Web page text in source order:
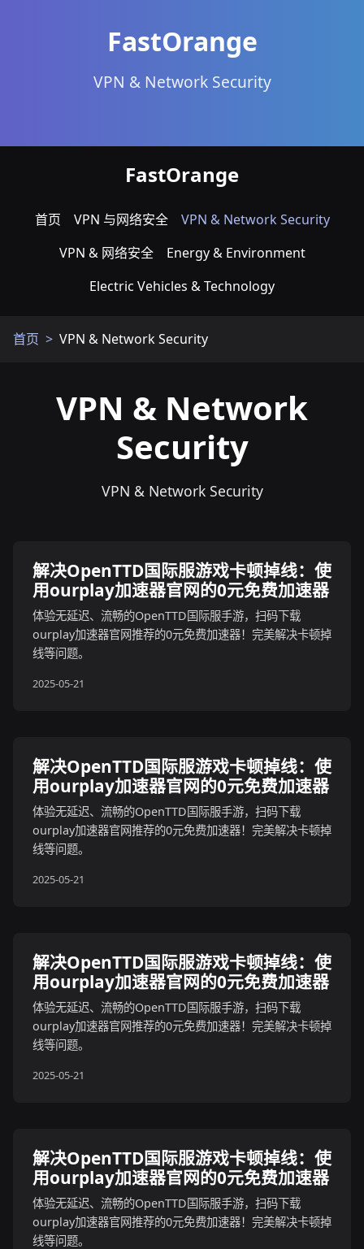
FastOrange
VPN & Network Security
FastOrange
首页 VPN 与网络安全
VPN & Network Security
VPN & 网络安全
Energy & Environment
Electric Vehicles & Technology
首页 VPN & Network Security
VPN & Network
Security
VPN & Network Security
解决OpenTTD国际服游戏卡顿掉线：使
用ourplay加速器官网的0元免费加速器
体验无延迟、流畅的OpenTTD国际服手游，扫码下载
ourplay加速器官网推荐的0元免费加速器！完美解决卡顿掉
线等问题。
2025-05-21
解决OpenTTD国际服游戏卡顿掉线：使
用ourplay加速器官网的0元免费加速器
体验无延迟、流畅的OpenTTD国际服手游，扫码下载
ourplay加速器官网推荐的0元免费加速器！完美解决卡顿掉
线等问题。
2025-05-21
解决OpenTTD国际服游戏卡顿掉线：使
用ourplay加速器官网的0元免费加速器
体验无延迟、流畅的OpenTTD国际服手游，扫码下载
ourplay加速器官网推荐的0元免费加速器！完美解决卡顿掉
线等问题。
2025-05-21
解决OpenTTD国际服游戏卡顿掉线：使
用ourplay加速器官网的0元免费加速器
体验无延迟、流畅的OpenTTD国际服手游，扫码下载
ourplay加速器官网推荐的0元免费加速器！完美解决卡顿掉
线等问题。